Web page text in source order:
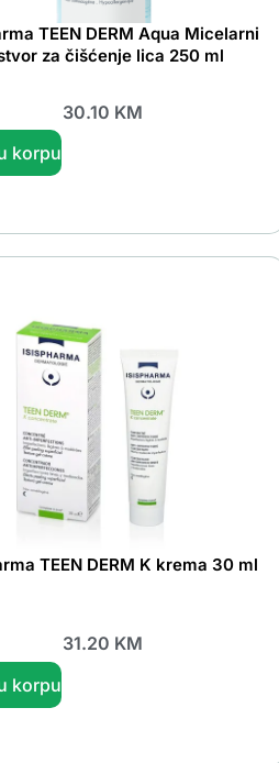
TEEN DERM Aqua Micelarni
za čišćenje lica 250 ml
30.10 KM
korpu
TEEN DERM K krema 30 ml
31.20 KM
korpu